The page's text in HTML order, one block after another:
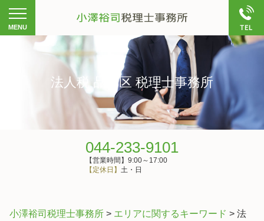
法人税 品川区 税理士事務所
044-233-9101
【営業時間】9:00～17:00
【定休日】 土・日
小澤裕司税理士事務所 > エリアに関するキーワード > 法